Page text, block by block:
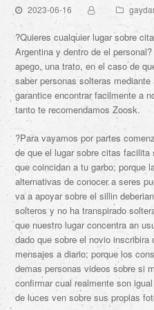
2023-06-16
?Quieres cualquier lugar sobre
Argentina y dentro de el
apego, una trato, en el caso de
saber personas solteras
garantice encontrar facilmente a
tanto te recomendamos Zoosk.
?Para vayamos por partes
de que el lugar sobre citas
que coincidan a tu garbo; porque
alternativas de conocer a seres
va a apoyar sobre el silli­n
solteros y no ha transpirado
que nuestro lugar concentra an
dado que sobre el novio
mensajes a diario; porque los
demas personas videos sobre si
confirmar cual realmente son
de luces ven sobre sus propias